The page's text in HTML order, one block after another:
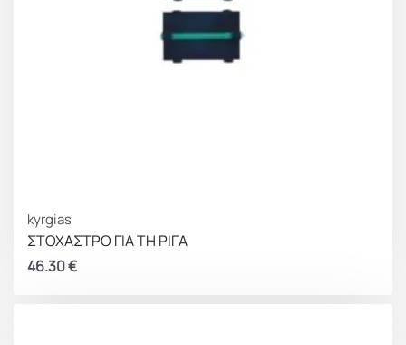
kyrgias
ΣΤΟΧΑΣΤΡΟ ΓΙΑ ΤΗ ΡΙΓΑ
46.30€